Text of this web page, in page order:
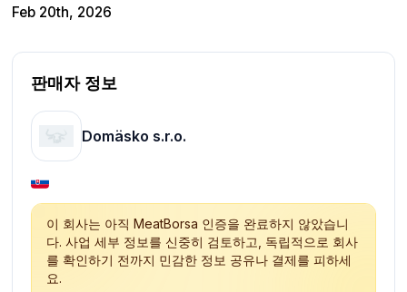
Feb 20th, 2026
판매자 정보
Domäsko s.r.o.
이 회사는 아직 MeatBorsa 인증을 완료하지 않았습니
다. 사업 세부 정보를 신중히 검토하고, 독립적으로 회사
를 확인하기 전까지 민감한 정보 공유나 결제를 피하세
요.